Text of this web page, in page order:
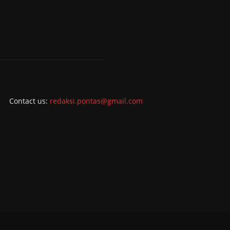
Contact us: redaksi.pontas@gmail.com